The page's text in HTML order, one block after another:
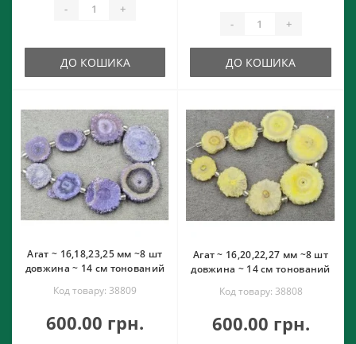
- +
ДО КОШИКА
- +
ДО КОШИКА
Агат ~ 16,18,23,25 мм ~8 шт
довжина ~ 14 см тонований
Код товару: 38809
600.00 грн.
Агат ~ 16,20,22,27 мм ~8 шт
довжина ~ 14 см тонований
Код товару: 38808
600.00 грн.